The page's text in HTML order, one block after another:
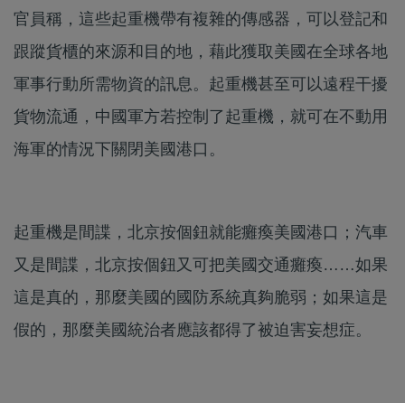
官員稱，這些起重機帶有複雜的傳感器，可以登記和
跟蹤貨櫃的來源和目的地，藉此獲取美國在全球各地
軍事行動所需物資的訊息。起重機甚至可以遠程干擾
貨物流通，中國軍方若控制了起重機，就可在不動用
海軍的情況下關閉美國港口。
起重機是間諜，北京按個鈕就能癱瘓美國港口；汽車
又是間諜，北京按個鈕又可把美國交通癱瘓……如果
這是真的，那麼美國的國防系統真夠脆弱；如果這是
假的，那麼美國統治者應該都得了被迫害妄想症。